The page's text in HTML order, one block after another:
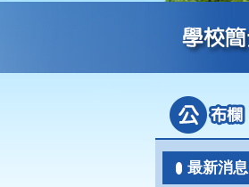
最新消息